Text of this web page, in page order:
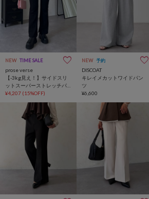
NEW TIME SALE
prose verse
【-3kg見え！】サイドスリ
ットスーパーストレッチパ
ンツ
¥4,207 (15%OFF)
NEW 予約
DISCOAT
キレイメカットワイドパン
ツ
¥6,600